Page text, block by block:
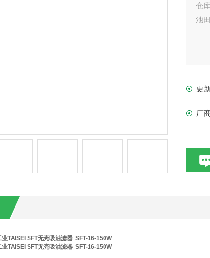
仓
池
更
厂
TAISEI SFT无壳吸油滤器SFT-16-150W
TAISEI SFT无壳吸油滤器SFT-16-150W